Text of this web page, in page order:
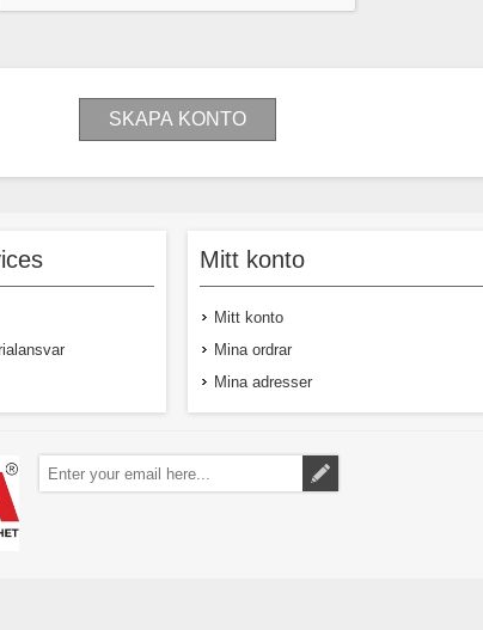
Mitt konto
Mitt konto
Mina ordrar
Mina adresser